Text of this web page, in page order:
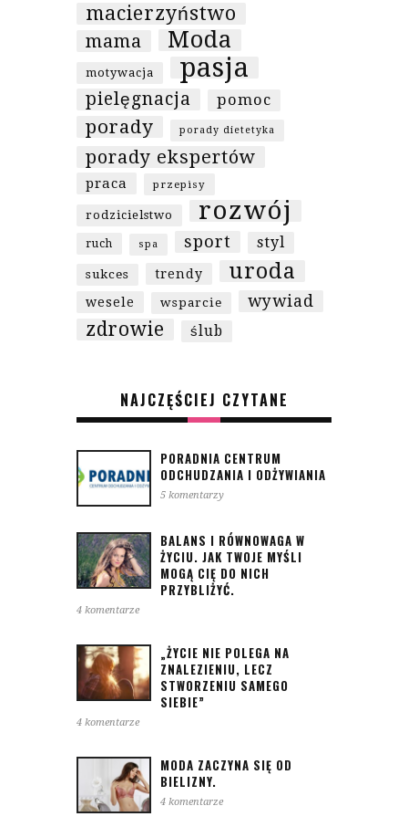
macierzyństwo
mama Moda
motywacja pasja
pielęgnacja pomoc
porady porady dietetyka
porady ekspertów
praca przepisy
rodzicielstwo rozwój
ruch spa sport styl
sukces trendy uroda
wesele wsparcie wywiad
zdrowie ślub
NAJCZĘŚCIEJ CZYTANE
PORADNIA CENTRUM
ODCHUDZANIA I ODŻYWIANIA
5 komentarzy
BALANS I RÓWNOWAGA W
ŻYCIU. JAK TWOJE MYŚLI
MOGĄ CIĘ DO NICH
PRZYBLIŻYĆ.
4 komentarze
„ŻYCIE NIE POLEGA NA
ZNALEZIENIU, LECZ
STWORZENIU SAMEGO
SIEBIE”
4 komentarze
MODA ZACZYNA SIĘ OD
BIELIZNY.
4 komentarze